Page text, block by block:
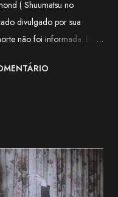
( Shuumatsu no
divulgado por sua
não foi informada. Em
como a notícia foi
com a presença de
— 終末のダイヤモ
Nekozuki Mei era ex-
guitarrista, participando